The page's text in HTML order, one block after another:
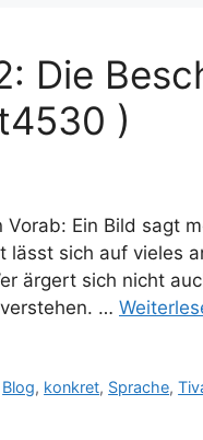
Die
)
Ein Bild sagt
lässt sich auf vieles
ärgert sich nicht
…
Blog, konkret, Sprache,